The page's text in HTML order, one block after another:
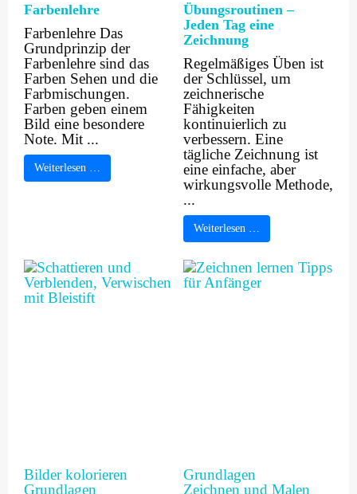
Farbenlehre
Farbenlehre Das
Grundprinzip der
Farbenlehre sind das
Farben Sehen und die
Farbmischungen.
Farben geben einem
Bild eine besondere
Note. Mit ...
Weiterlesen …
Übungsroutinen –
Jeden Tag eine
Zeichnung
Regelmäßiges Üben ist
der Schlüssel, um
zeichnerische
Fähigkeiten
kontinuierlich zu
verbessern. Eine
tägliche Zeichnung ist
eine einfache, aber
wirkungsvolle Methode,
...
Weiterlesen …
Bilder kolorieren
Grundlagen
Grundlagen
Zeichnen und Malen